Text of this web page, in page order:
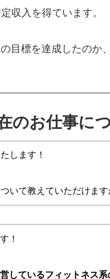
収入を得ています。
目標を達成したの
のお仕事に
します！
いて教えていただけます
！
しているフィットネス